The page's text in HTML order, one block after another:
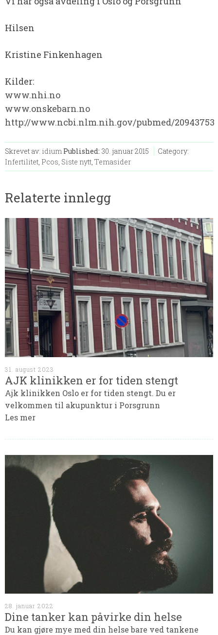
Hilsen
Kristine Finkenhagen
Kilder:
www.nhi.no
www.onskebarn.no
http://www.ncbi.nlm.nih.gov/pubmed/20943753
Skrevet av: idium Published: 30. januar 2015
Category:
Infertilitet, Pcos, Siste nytt, Temasider
Relaterte innlegg
31. august 2023
AJK klinikken er for tiden stengt
Ajk klinikken Oslo er for tiden stengt. Du er
velkommen til akupunktur i Porsgrunn
Les mer
28. januar 2022
Dine tanker kan påvirke din helse
Du kan gjøre mye med din helse bare ved tankene